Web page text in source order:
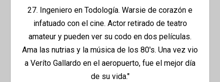
27. Ingeniero en Todología. Warsie de corazón e
infatuado con el cine. Actor retirado de teatro
amateur y pueden ver su codo en dos películas.
Ama las nutrias y la música de los 80's. Una vez vio
a Veríto Gallardo en el aeropuerto, fue el mejor día
de su vida."